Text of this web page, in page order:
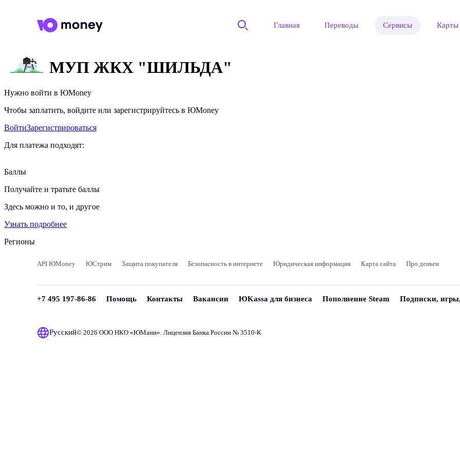
Главная Переводы Сервисы Карты
МУП ЖКХ "ШИЛЬДА"
Нужно войти в ЮMoney
Чтобы заплатить, войдите или зарегистрируйтесь в ЮMoney
ВойтиЗарегистрироваться
Для платежа подходят:
Баллы
Получайте и тратьте баллы
Здесь можно и то, и другое
Узнать подробнее
Регионы
API ЮMoney ЮСтрим Защита покупателя Безопасность в интернете Юридическая информация Карта сайта Про деньги
+7 495 197-86-86 Помощь Контакты Вакансии ЮKassa для бизнеса Пополнение Steam Подписки,
Русский© 2026 ООО НКО «ЮМани». Лицензия Банка России № 3510‑К